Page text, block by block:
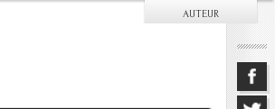
AUTEUR